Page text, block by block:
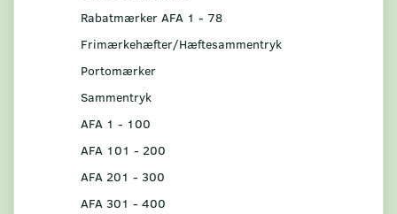
Rabatmærker AFA 1 - 78
Frimærkehæfter/Hæftesammentryk
Portomærker
Sammentryk
AFA 1 - 100
AFA 101 - 200
AFA 201 - 300
AFA 301 - 400